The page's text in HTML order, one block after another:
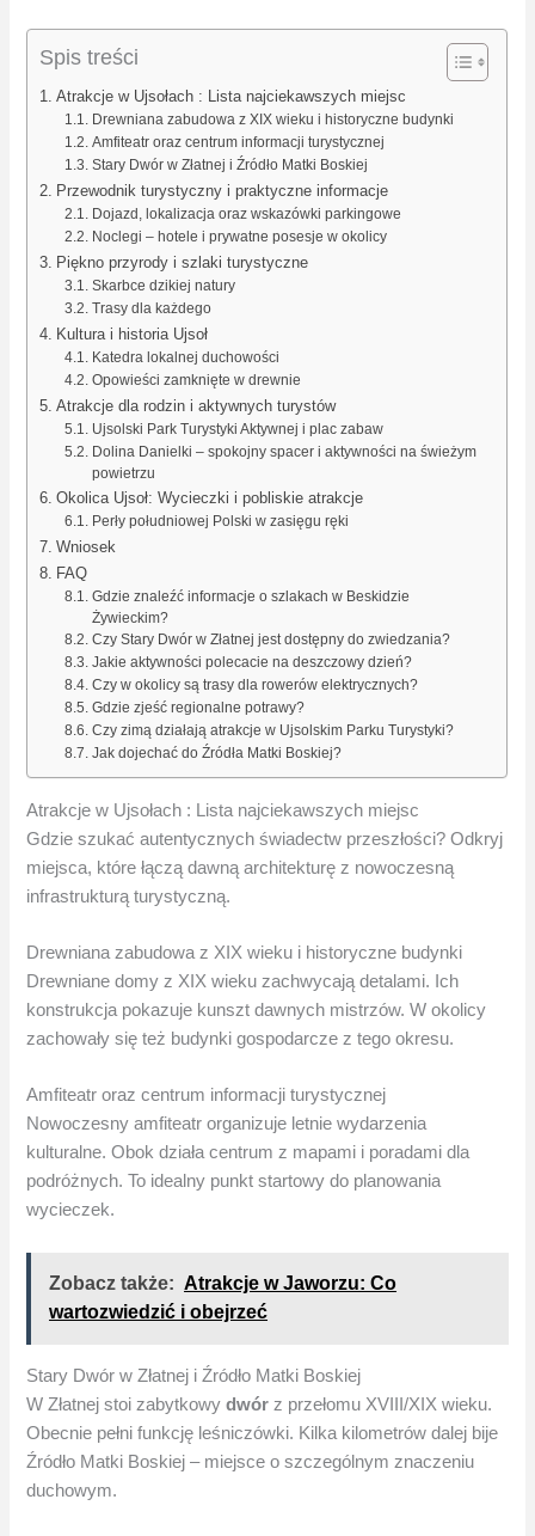
Spis treści
Atrakcje w Ujsołach : Lista najciekawszych miejsc
Drewniana zabudowa z XIX wieku i historyczne budynki
Amfiteatr oraz centrum informacji turystycznej
Stary Dwór w Złatnej i Źródło Matki Boskiej
Przewodnik turystyczny i praktyczne informacje
Dojazd, lokalizacja oraz wskazówki parkingowe
Noclegi – hotele i prywatne posesje w okolicy
Piękno przyrody i szlaki turystyczne
Skarbce dzikiej natury
Trasy dla każdego
Kultura i historia Ujsoł
Katedra lokalnej duchowości
Opowieści zamknięte w drewnie
Atrakcje dla rodzin i aktywnych turystów
Ujsolski Park Turystyki Aktywnej i plac zabaw
Dolina Danielki – spokojny spacer i aktywności na świeżym
powietrzu
Okolica Ujsoł: Wycieczki i pobliskie atrakcje
Perły południowej Polski w zasięgu ręki
Wniosek
FAQ
Gdzie znaleźć informacje o szlakach w Beskidzie
Żywieckim?
Czy Stary Dwór w Złatnej jest dostępny do zwiedzania?
Jakie aktywności polecacie na deszczowy dzień?
Czy w okolicy są trasy dla rowerów elektrycznych?
Gdzie zjeść regionalne potrawy?
Czy zimą działają atrakcje w Ujsolskim Parku Turystyki?
Jak dojechać do Źródła Matki Boskiej?
Atrakcje w Ujsołach : Lista najciekawszych miejsc
Gdzie szukać autentycznych świadectw przeszłości? Odkryj
miejsca, które łączą dawną architekturę z nowoczesną
infrastrukturą turystyczną.
Drewniana zabudowa z XIX wieku i historyczne budynki
Drewniane domy z XIX wieku zachwycają detalami. Ich
konstrukcja pokazuje kunszt dawnych mistrzów. W okolicy
zachowały się też budynki gospodarcze z tego okresu.
Amfiteatr oraz centrum informacji turystycznej
Nowoczesny amfiteatr organizuje letnie wydarzenia
kulturalne. Obok działa centrum z mapami i poradami dla
podróżnych. To idealny punkt startowy do planowania
wycieczek.
Zobacz także: Atrakcje w Jaworzu​: Co
wartozwiedzić i obejrzeć
Stary Dwór w Złatnej i Źródło Matki Boskiej
W Złatnej stoi zabytkowydwór z przełomu XVIII/XIX wieku.
Obecnie pełni funkcję leśniczówki. Kilka kilometrów dalej bije
Źródło Matki Boskiej – miejsce o szczególnym znaczeniu
duchowym.